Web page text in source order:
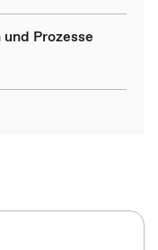
Prozesse